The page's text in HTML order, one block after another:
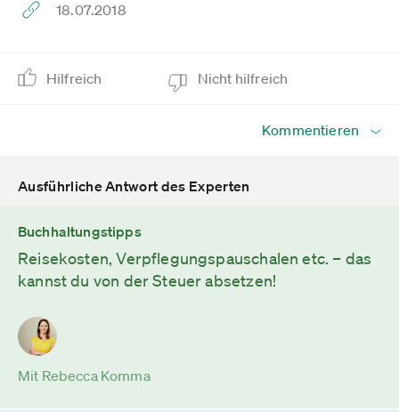
18.07.2018
Hilfreich Nicht hilfreich
Kommentieren
Ausführliche Antwort des Experten
Buchhaltungstipps
Reisekosten, Verpflegungspauschalen etc. – das
kannst du von der Steuer absetzen!
Mit Rebecca Komma